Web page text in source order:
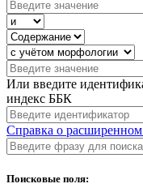
Или введите
индекс ББК
Справка о
Поисковые поля: